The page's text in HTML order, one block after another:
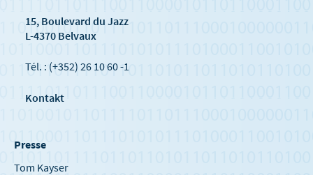
15, Boulevard du Jazz
L-4370 Belvaux
Tél. : (+352) 26 10 60 -1
Kontakt
Presse
Tom Kayser